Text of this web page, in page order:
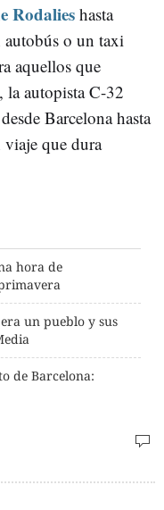
Rodalies hasta
autobús o un taxi
aquellos que
la autopista C-32
Barcelona hasta
que dura
hora de
un pueblo y sus
de Barcelona: